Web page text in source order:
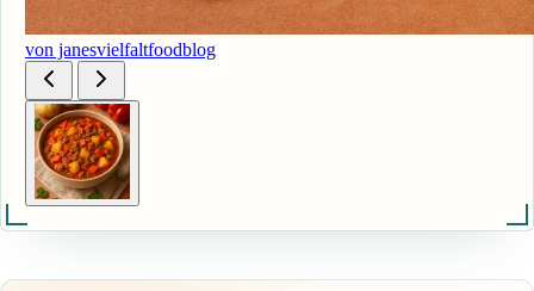
von janesvielfaltfoodblog